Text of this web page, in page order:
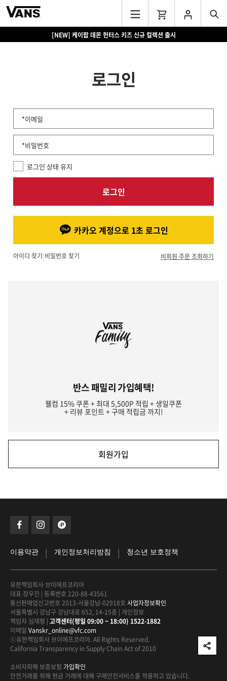
[NEW] 케이팝 데몬 헌터스 키즈 신규 컬렉션 출시
로그인
*이메일
*비밀번호
로그인 상태 유지
로그인
카카오 계정으로 1초 로그인
아이디 찾기|비밀번호 찾기 비회원 주문 조회하기
반스 패밀리 가입혜택!
웰컴 15% 쿠폰 + 최대 5,500P 적립 + 생일쿠폰
+ 리뷰 포인트 + 구매 적립금 까지!
회원가입
이용약관 | 개인정보처리방침 | 청소년 보호정책
유한책임회사 브이에프코리아
대표 장우진 | 등록번호 220-88-43561
통신판매업신고번호 2013-서울강남-02918호 사업자정보확인
서울특별시 강남구 강남대로 652, 14-15층 | 개인정보
책임자 심재형 | 고객센터(평일 09:00 ~ 18:00) 1522-1882
이메일 Vanskr_online@vfc.com
ⓒ유한책임회사 브이에프코리아. All Rights Reserved.
California Transparency in Supply Chain Act of 2010
소비자피해 보증보험 가입확인
안전거래를 위해 현금 거래에 대해 구매안전서비스를 적용하고 있습니다.